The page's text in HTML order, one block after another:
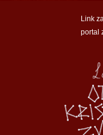
Groblje
Groblje
Link
portal